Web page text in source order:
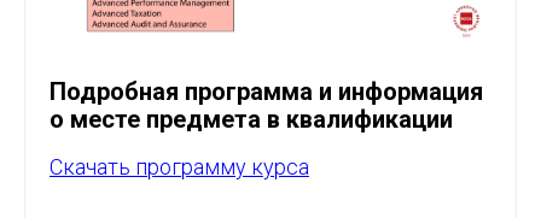
Подробная программа и информация
о месте предмета в квалификации
Скачать программу курса